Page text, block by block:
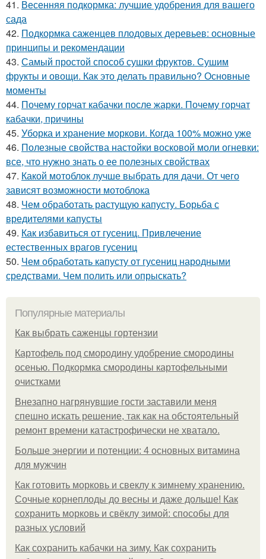
41. Весенняя подкормка: лучшие удобрения для вашего
сада
42. Подкормка саженцев плодовых деревьев: основные
принципы и рекомендации
43. Самый простой способ сушки фруктов. Сушим
фрукты и овощи. Как это делать правильно? Основные
моменты
44. Почему горчат кабачки после жарки. Почему горчат
кабачки, причины
45. Уборка и хранение моркови. Когда 100% можно уже
46. Полезные свойства настойки восковой моли огневки:
все, что нужно знать о ее полезных свойствах
47. Какой мотоблок лучше выбрать для дачи. От чего
зависят возможности мотоблока
48. Чем обработать растущую капусту. Борьба с
вредителями капусты
49. Как избавиться от гусениц. Привлечение
естественных врагов гусениц
50. Чем обработать капусту от гусениц народными
средствами. Чем полить или опрыскать?
Популярные материалы
Как выбрать саженцы гортензии
Картофель под смородину удобрение смородины
осенью. Подкормка смородины картофельными
очистками
Внезапно нагрянувшие гости заставили меня
спешно искать решение, так как на обстоятельный
ремонт времени катастрофически не хватало.
Больше энергии и потенции: 4 основных витамина
для мужчин
Как готовить морковь и свеклу к зимнему хранению.
Сочные корнеплоды до весны и даже дольше! Как
сохранить морковь и свёклу зимой: способы для
разных условий
Как сохранить кабачки на зиму. Как сохранить